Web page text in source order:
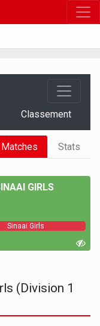
Classement
Matches Stats
GIRLS
Sinaai Girls
(Division 1